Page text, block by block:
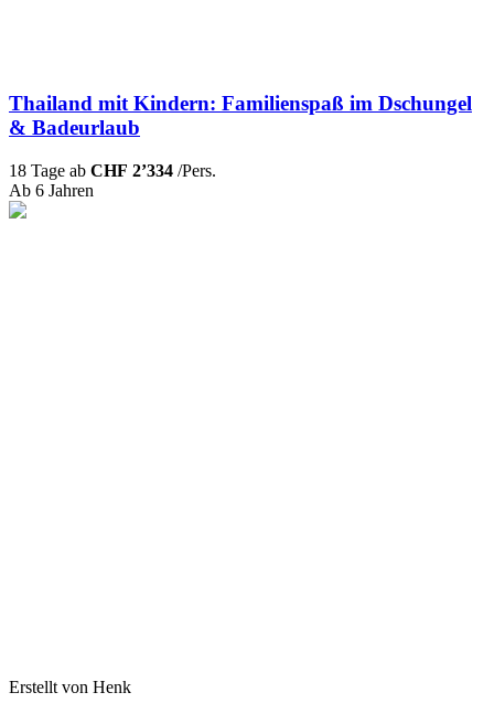
Thailand mit Kindern: Familienspaß im Dschungel
& Badeurlaub
18 Tage ab CHF 2’334 /Pers.
Ab 6 Jahren
Erstellt von Henk